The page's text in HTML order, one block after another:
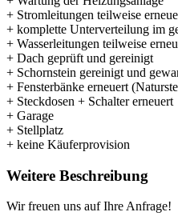
+ Stromleitungen teilweise
+ komplette Unterverteilung im
+ Wasserleitungen teilweise
+ Dach geprüft und gereinigt
+ Schornstein gereinigt und
+ Fensterbänke erneuert
+ Steckdosen + Schalter erneuert
+ Garage
+ Stellplatz
+ keine Käuferprovision
Weitere Beschreibung
Wir freuen uns auf Ihre Anfrage!